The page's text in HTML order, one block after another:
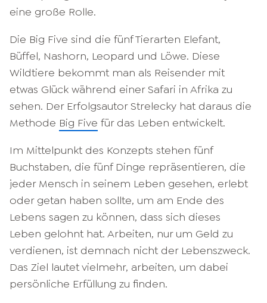
eine große Rolle.
Die Big Five sind die fünf Tierarten Elefant,
Büffel, Nashorn, Leopard und Löwe. Diese
Wildtiere bekommt man als Reisender mit
etwas Glück während einer Safari in Afrika zu
sehen. Der Erfolgsautor Strelecky hat daraus die
Methode Big Five für das Leben entwickelt.
Im Mittelpunkt des Konzepts stehen fünf
Buchstaben, die fünf Dinge repräsentieren, die
jeder Mensch in seinem Leben gesehen, erlebt
oder getan haben sollte, um am Ende des
Lebens sagen zu können, dass sich dieses
Leben gelohnt hat. Arbeiten, nur um Geld zu
verdienen, ist demnach nicht der Lebenszweck.
Das Ziel lautet vielmehr, arbeiten, um dabei
persönliche Erfüllung zu finden.